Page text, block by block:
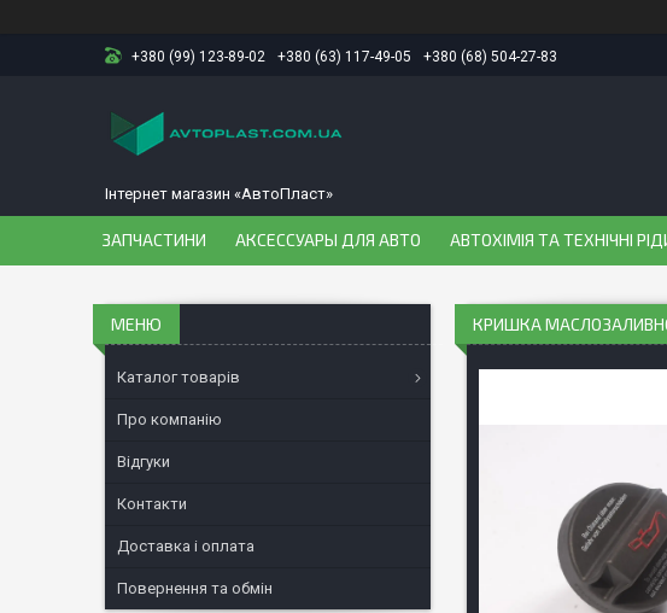
+380 (99) 123-89-02 +380 (63) 117-49-05 +380 (68) 504-27-83
Інтернет магазин «АвтоПласт»
ЗАПЧАСТИНИ АКСЕССУАРЫ ДЛЯ АВТО АВТОХІМІЯ ТА ТЕХНІЧНІ
КРИШКА
Каталог товарів
Про компанію
Відгуки
Контакти
Доставка і оплата
Повернення та обмін